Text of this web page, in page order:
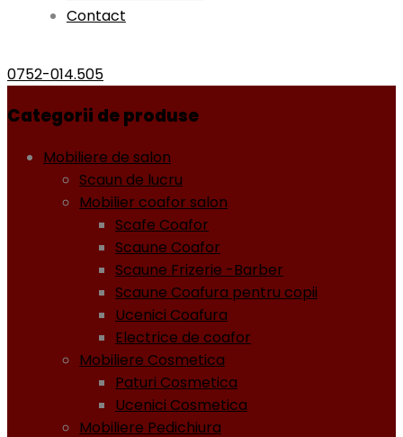
Contact
0752-014.505
Categorii de produse
Mobiliere de salon
Scaun de lucru
Mobilier coafor salon
Scafe Coafor
Scaune Coafor
Scaune Frizerie -Barber
Scaune Coafura pentru copii
Ucenici Coafura
Electrice de coafor
Mobiliere Cosmetica
Paturi Cosmetica
Ucenici Cosmetica
Mobiliere Pedichiura